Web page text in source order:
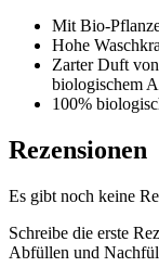
Mit Bio-
Hohe
Zarter Duft
biologischem
100%
Rezensionen
Es gibt noch keine
Schreibe die erste
Abfüllen und